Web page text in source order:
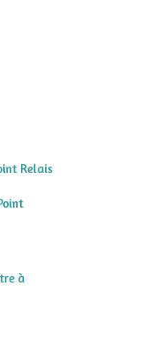
Relais
à